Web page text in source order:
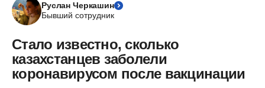
Руслан Черкашин
Бывший сотрудник
Стало известно, сколько
казахстанцев заболели
коронавирусом после вакцинации